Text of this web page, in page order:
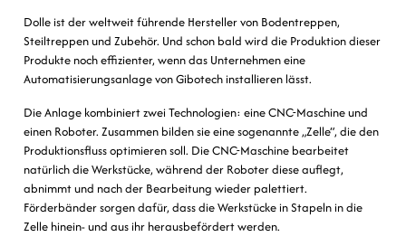
Dolle ist der weltweit führende Hersteller von Bodentreppen,
Steiltreppen und Zubehör. Und schon bald wird die Produktion dieser
Produkte noch effizienter, wenn das Unternehmen eine
Automatisierungsanlage von Gibotech installieren lässt.
Die Anlage kombiniert zwei Technologien: eine CNC-Maschine und
einen Roboter. Zusammen bilden sie eine sogenannte „Zelle“, die den
Produktionsfluss optimieren soll. Die CNC-Maschine bearbeitet
natürlich die Werkstücke, während der Roboter diese auflegt,
abnimmt und nach der Bearbeitung wieder palettiert.
Förderbänder sorgen dafür, dass die Werkstücke in Stapeln in die
Zelle hinein- und aus ihr herausbefördert werden.